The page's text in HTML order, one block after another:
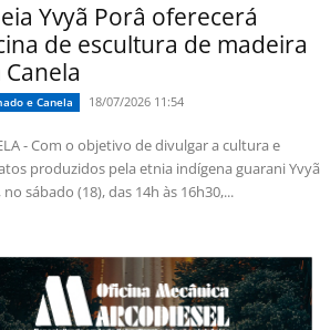
Yvyã Porâ oferecerá
de escultura de madeira
Canela
e Canela 18/07/2026 11:54
- Com o objetivo de divulgar a cultura e
produzidos pela etnia indígena guarani Yvyã
no sábado (18), das 14h às 16h30,...